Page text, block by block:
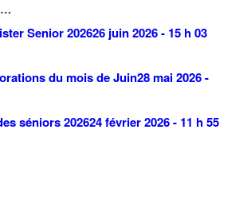
Senior 202626 juin 2026 - 15 h 03
du mois de Juin28 mai 2026 -
séniors 202624 février 2026 - 11 h 55